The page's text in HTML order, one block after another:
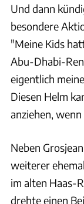
Und dann
besondere
"Meine Kids
Abu-Dhabi-
eigentlich
Diesen Helm
anziehen,
Neben
weiterer
im alten Haas-
drehte einen